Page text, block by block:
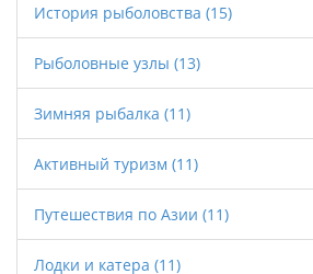
История рыболовства (15)
Рыболовные узлы (13)
Зимняя рыбалка (11)
Активный туризм (11)
Путешествия по Азии (11)
Лодки и катера (11)